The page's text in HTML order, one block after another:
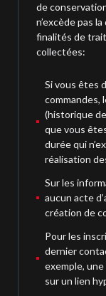
de
n’excède pas
finalités de
collectées:
Si vous êtes
commandes,
(historique
que vous
durée qui
réalisation
Sur les
aucun acte
création de
Pour les
dernier
exemple,
sur un lien